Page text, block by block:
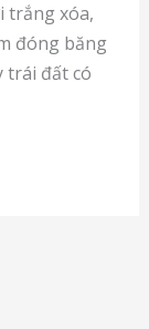
trắng xóa,
đóng băng
trái đất có